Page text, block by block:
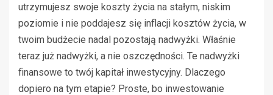
utrzymujesz swoje koszty życia na stałym, niskim
poziomie i nie poddajesz się inflacji kosztów życia, w
twoim budżecie nadal pozostają nadwyżki. Właśnie
teraz już nadwyżki, a nie oszczędności. Te nadwyżki
finansowe to twój kapitał inwestycyjny. Dlaczego
dopiero na tym etapie? Proste, bo inwestowanie